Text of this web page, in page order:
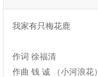
我家有只梅花鹿
作词 徐福清
作曲 钱 诚 （小河浪花）